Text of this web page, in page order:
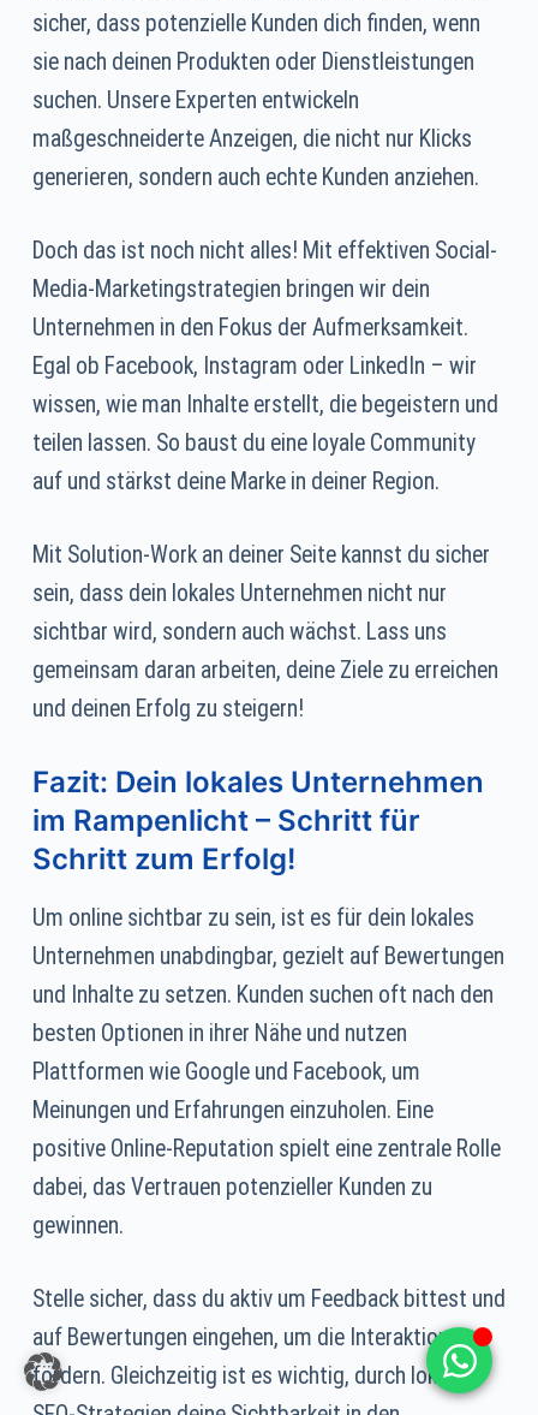
sicher, dass potenzielle Kunden dich finden, wenn
sie nach deinen Produkten oder Dienstleistungen
suchen. Unsere Experten entwickeln
maßgeschneiderte Anzeigen, die nicht nur Klicks
generieren, sondern auch echte Kunden anziehen.
Doch das ist noch nicht alles! Mit effektiven Social-
Media-Marketingstrategien bringen wir dein
Unternehmen in den Fokus der Aufmerksamkeit.
Egal ob Facebook, Instagram oder LinkedIn – wir
wissen, wie man Inhalte erstellt, die begeistern und
teilen lassen. So baust du eine loyale Community
auf und stärkst deine Marke in deiner Region.
Mit Solution-Work an deiner Seite kannst du sicher
sein, dass dein lokales Unternehmen nicht nur
sichtbar wird, sondern auch wächst. Lass uns
gemeinsam daran arbeiten, deine Ziele zu erreichen
und deinen Erfolg zu steigern!
Fazit: Dein lokales Unternehmen
im Rampenlicht – Schritt für
Schritt zum Erfolg!
Um online sichtbar zu sein, ist es für dein lokales
Unternehmen unabdingbar, gezielt auf Bewertungen
und Inhalte zu setzen. Kunden suchen oft nach den
besten Optionen in ihrer Nähe und nutzen
Plattformen wie Google und Facebook, um
Meinungen und Erfahrungen einzuholen. Eine
positive Online-Reputation spielt eine zentrale Rolle
dabei, das Vertrauen potenzieller Kunden zu
gewinnen.
Stelle sicher, dass du aktiv um Feedback bittest und
auf Bewertungen eingehen, um die Interaktion zu
fördern. Gleichzeitig ist es wichtig, durch lokale